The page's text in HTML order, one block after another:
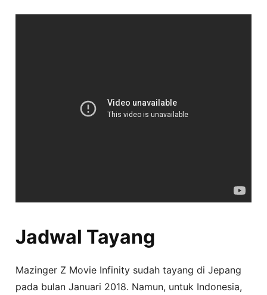
Jadwal Tayang
Mazinger Z Movie Infinity sudah tayang di Jepang
pada bulan Januari 2018. Namun, untuk Indonesia,